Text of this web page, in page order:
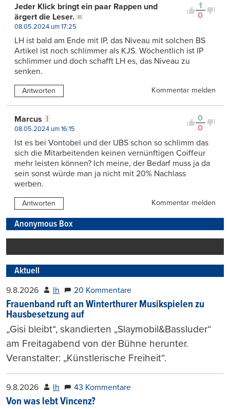
1
0
Jeder Klick bringt ein paar Rappen und
ärgert die Leser.
08.05.2024 um 17:25
LH ist bald am Ende mit IP, das Niveau mit solchen BS
Artikel ist noch schlimmer als KJS. Wöchentlich ist IP
schlimmer und doch schafft LH es, das Niveau zu
senken.
Antworten Kommentar melden
0
0
Marcus
08.05.2024 um 16:15
Ist es bei Vontobel und der UBS schon so schlimm das
sich die Mitarbeitenden keinen vernünftigen Coiffeur
mehr leisten können? Ich meine, der Bedarf muss ja da
sein sonst würde man ja nicht mit 20% Nachlass
werben.
Antworten Kommentar melden
Anonymous Box
Aktuell
9.8.2026 lh 20 Kommentare
Frauenband ruft an Winterthurer Musikspielen zu
Hausbesetzung auf
„Gisi bleibt“, skandierten „Slaymobil&Bassluder“
am Freitagabend von der Bühne herunter.
Veranstalter: „Künstlerische Freiheit“.
9.8.2026 lh 43 Kommentare
Von was lebt Vincenz?